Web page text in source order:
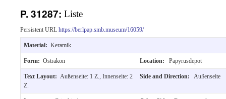
P. 31287: Liste
Persistent URL https://berlpap.smb.museum/16059/
Material: Keramik
Form: Ostrakon Location: Papyrusdepot
Text Layout: Außenseite: 1 Z., Innenseite: 2
Z.
Side and Direction: Außenseite